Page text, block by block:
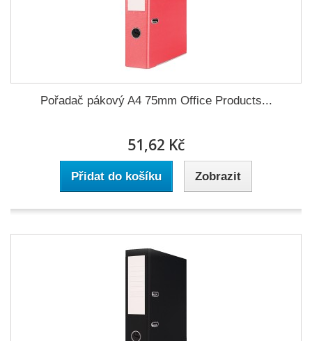
Pořadač pákový A4 75mm Office Products...
51,62 Kč
Přidat do košíku Zobrazit